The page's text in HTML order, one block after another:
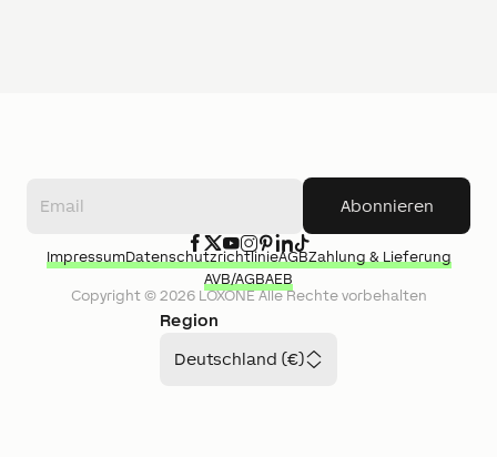
Abonnieren
Region
Deutschland (€)
Copyright © 2026LOXONEAlle Rechte vorbehalten
ImpressumDatenschutzrichtlinieAGBZahlung & Lieferung
AVB/AGBAEB